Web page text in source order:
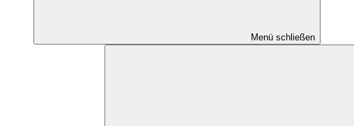
Menü schließen